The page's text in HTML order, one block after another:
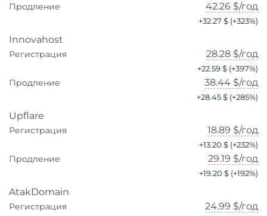
Продление 42.26 $/год
+32.27 $ (+323%)
Innovahost
Регистрация 28.28 $/год
+22.59 $ (+397%)
Продление 38.44 $/год
+28.45 $ (+285%)
Upflare
Регистрация 18.89 $/год
+13.20 $ (+232%)
Продление 29.19 $/год
+19.20 $ (+192%)
AtakDomain
Регистрация 24.99 $/год